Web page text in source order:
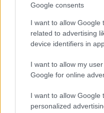
Google consents
I want to allow Google
related to advertising
device identifiers in
I want to allow my
Google for online
I want to allow Google
personalized